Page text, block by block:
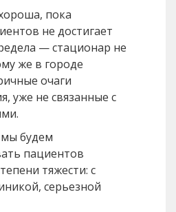
пока
не достигает
— стационар не
же в городе
очаги
уже не связанные с
мы будем
пациентов
тяжести: с
серьезной